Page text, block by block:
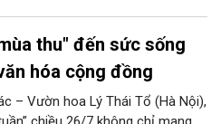
thu" đến sức sống
hóa cộng đồng
– Vườn hoa Lý Thái Tổ (Hà Nội),